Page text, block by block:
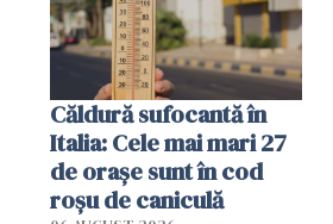
evacuat pe loc
Căldură sufocantă în
Italia: Cele mai mari 27
de orașe sunt în cod
roșu de caniculă